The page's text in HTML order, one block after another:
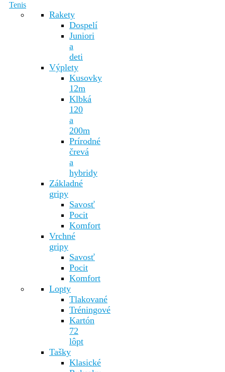
Tenis
Rakety
Dospelí
Juniori
a
deti
Výplety
Kusovky
12m
Klbká
120
a
200m
Prírodné
črevá
a
hybridy
Základné
gripy
Savosť
Pocit
Komfort
Vrchné
gripy
Savosť
Pocit
Komfort
Lopty
Tlakované
Tréningové
Kartón
72
lôpt
Tašky
Klasické